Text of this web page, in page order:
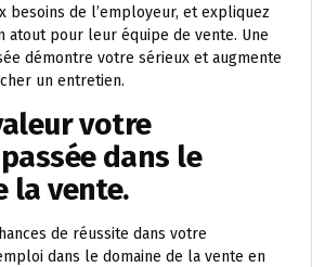
besoins de l’employeur, et expliquez
atout pour leur équipe de vente. Une
démontre votre sérieux et augmente
un entretien.
votre
dans le
la vente.
de réussite dans votre
dans le domaine de la vente en